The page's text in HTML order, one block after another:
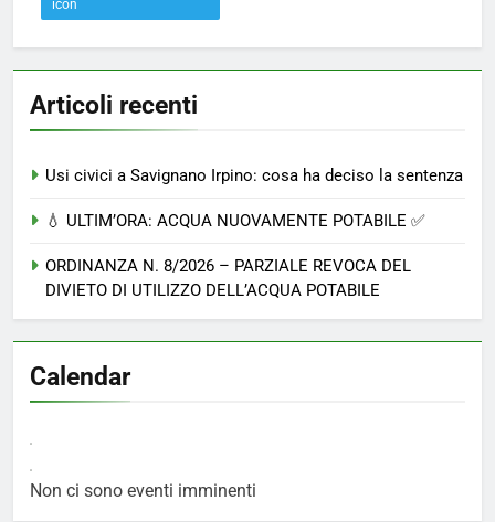
Articoli recenti
Usi civici a Savignano Irpino: cosa ha deciso la sentenza
💧 ULTIM’ORA: ACQUA NUOVAMENTE POTABILE ✅
ORDINANZA N. 8/2026 – PARZIALE REVOCA DEL
DIVIETO DI UTILIZZO DELL’ACQUA POTABILE
Calendar
Non ci sono eventi imminenti